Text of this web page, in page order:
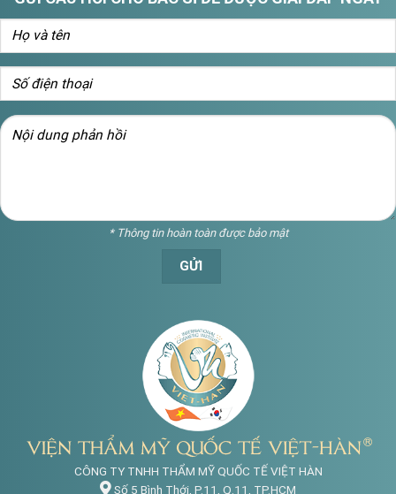
* Thông tin hoàn toàn được bảo mật
CÔNG TY TNHH THẨM MỸ QUỐC TẾ VIỆT HÀN
Số 5 Bình Thới, P.11, Q.11, TP.HCM